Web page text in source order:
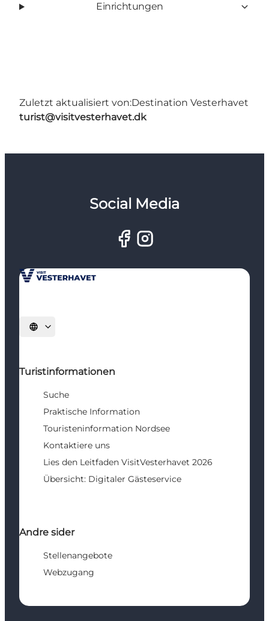
Einrichtungen
Zuletzt aktualisiert von:Destination Vesterhavet
turist@visitvesterhavet.dk
Social Media
Sprache auswählen
Turistinformationen
Suche
Praktische Information
Touristeninformation Nordsee
Kontaktiere uns
Lies den Leitfaden VisitVesterhavet 2026
Übersicht: Digitaler Gästeservice
Andre sider
Stellenangebote
Webzugang